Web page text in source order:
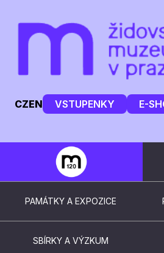
CZEN VSTUPENKY E-
PAMÁTKY A EXPOZICE
SBÍRKY A VÝZKUM